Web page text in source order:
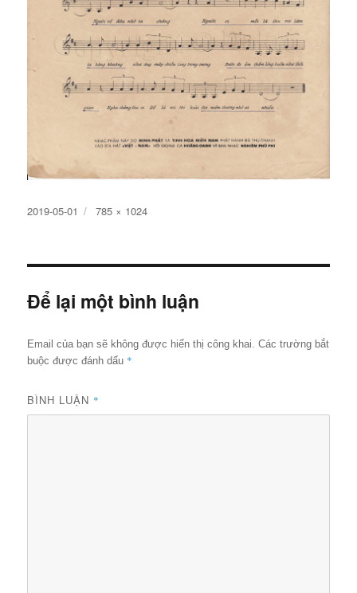
Đăng
2019-05-01
Kích
785 × 1024
Để lại một bình luận
Email của bạn sẽ không được hiển thị công khai.
Các trường bắt
buộc được đánh dấu *
BÌNH LUẬN *